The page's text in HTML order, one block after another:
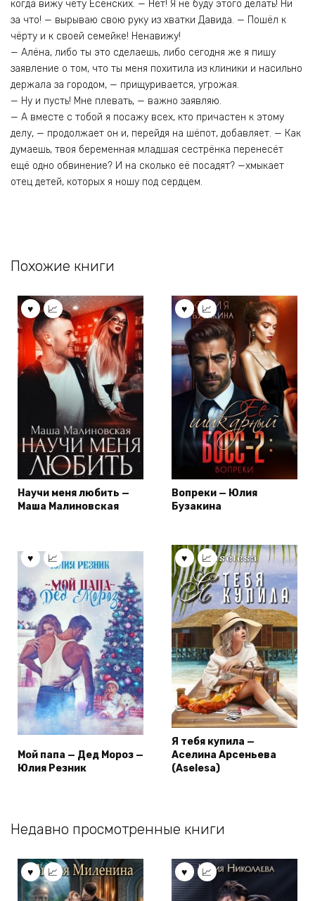
когда вижу чету Есенских. — Нет! Я не буду этого делать! Ни
за что! — вырываю свою руку из хватки Давида. — Пошёл к
чёрту и к своей семейке! Ненавижу!
— Алёна, либо ты это сделаешь, либо сегодня же я пишу
заявление о том, что ты меня похитила из клиники и насильно
держала за городом, — прищуривается, угрожая.
— Ну и пусть! Мне плевать, — важно заявляю.
— А вместе с тобой я посажу всех, кто причастен к этому
делу, — продолжает он и, перейдя на шёпот, добавляет. — Как
думаешь, твоя беременная младшая сестрёнка перенесёт
ещё одно обвинение? И на сколько её посадят? —хмыкает
отец детей, которых я ношу под сердцем.
Похожие книги
Научи меня любить —
Маша Малиновская
Вопреки — Юлия
Бузакина
Мой папа — Дед Мороз —
Юлия Резник
Я тебя купила —
Аселина Арсеньева
(Aselesa)
Недавно просмотренные книги